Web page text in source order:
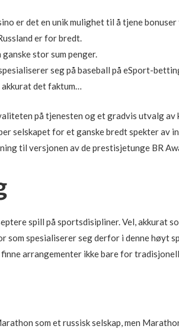
er det en unik mulighet til å tjene
er for bredt.
stor sum penger.
seg på baseball på eSport-
det faktum…
på tjenesten og et gradvis utvalg
selskapet for et ganske bredt spekter av
til versjonen av de prestisjetunge BR
spill på sportsdisipliner. Vel, akkurat
spesialiserer seg derfor i denne høyt
arrangementer ikke bare for
som et russisk selskap, men